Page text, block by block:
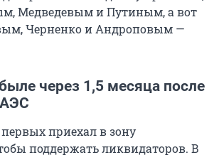
Медведевым и Путиным, а вот
Черненко и Андроповым —
через 1,5 месяца после
приехал в зону
поддержать ликвидаторов. В